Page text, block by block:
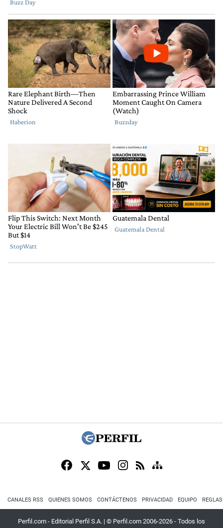
CANALES RSS QUIENES SOMOS CONTÁCTENOS PRIVACIDAD EQUIPO
Perfil.com - Editorial Perfil S.A. | © Perfil.com 2006-2026 - Todos los